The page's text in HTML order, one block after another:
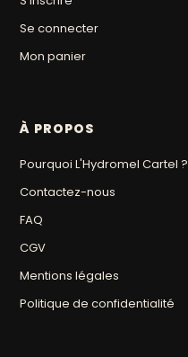
Se connecter
Mon panier
À PROPOS
Pourquoi L'Hydromel Cartel ?
Contactez-nous
FAQ
CGV
Mentions légales
Politique de confidentialité